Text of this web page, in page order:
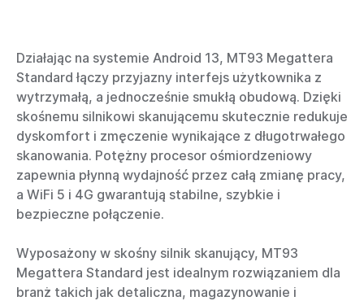
Działając na systemie Android 13, MT93 Megattera
Standard łączy przyjazny interfejs użytkownika z
wytrzymałą, a jednocześnie smukłą obudową. Dzięki
skośnemu silnikowi skanującemu skutecznie redukuje
dyskomfort i zmęczenie wynikające z długotrwałego
skanowania. Potężny procesor ośmiordzeniowy
zapewnia płynną wydajność przez całą zmianę pracy,
a WiFi 5 i 4G gwarantują stabilne, szybkie i
bezpieczne połączenie.
Wyposażony w skośny silnik skanujący, MT93
Megattera Standard jest idealnym rozwiązaniem dla
branż takich jak detaliczna, magazynowanie i